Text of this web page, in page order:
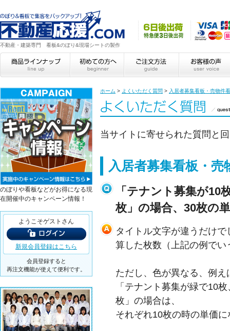
不動産・建築専門 看板&のぼり&現場シートの製作
ホーム > よくいただく質問 > 入居者募集看板・売物件
当サイトに寄せられた質問と
入居者募集看板・
「テナント募集が10
枚」の場合、30枚の
タイトル文字が違うだけ
算した枚数（上記の例で
ただし、色が異なる、例え
「テナント募集が緑で10
枚」の場合は、
それぞれ10枚の時の単価
のぼりや看板などがお得になる現
在開催中のキャンペーン情報！
ようこそゲストさん
新規会員登録はこちら
会員登録すると
再注文機能が使えて便利です。